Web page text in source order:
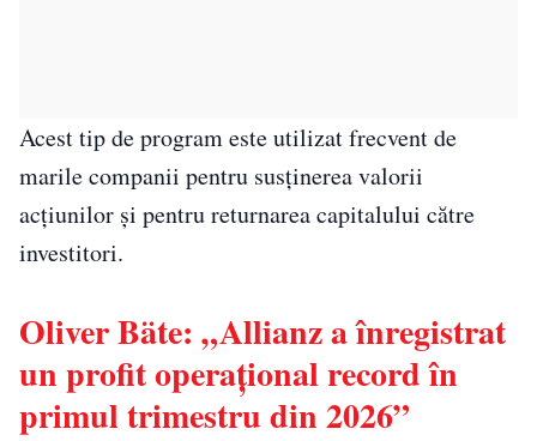
Acest tip de program este utilizat frecvent de
marile companii pentru susținerea valorii
acțiunilor și pentru returnarea capitalului către
investitori.
Oliver Bäte: „Allianz a înregistrat
un profit operațional record în
primul trimestru din 2026”